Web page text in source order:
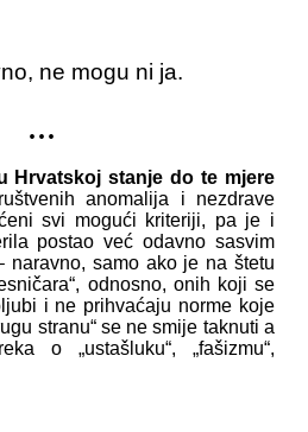
ne mogu ni ja.
...
Hrvatskoj stanje do te mjere
anomalija i nezdrave
svi mogući kriteriji, pa je i
postao već odavno sasvim
naravno, samo ako je na štetu
odnosno, onih koji se
i ne prihvaćaju norme koje
stranu“ se ne smije taknuti a
o „ustašluku“, „fašizmu“,